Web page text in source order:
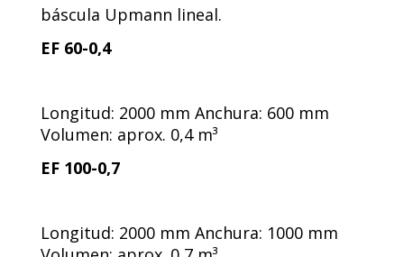
báscula Upmann lineal.
EF 60-0,4
Longitud: 2000 mm Anchura: 600 mm
Volumen: aprox. 0,4 m³
EF 100-0,7
Longitud: 2000 mm Anchura: 1000 mm